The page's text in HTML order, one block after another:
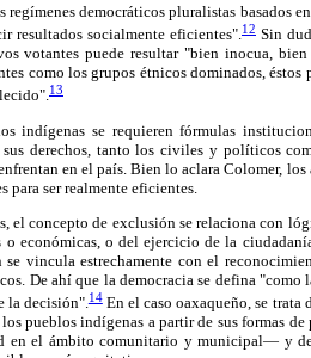
regímenes democráticos pluralistas
resultados socialmente eficientes".12 Sin
votantes puede resultar "bien inocua,
como los grupos étnicos dominados,
13
indígenas se requieren fórmulas
derechos, tanto los civiles y políticos
en el país. Bien lo aclara Colomer,
ser realmente eficientes.
el concepto de exclusión se relaciona con
o económicas, o del ejercicio de la
vincula estrechamente con el
De ahí que la democracia se defina
la decisión".14En el caso oaxaqueño, se
pueblos indígenas a partir de sus formas
en el ámbito comunitario y municipal— y